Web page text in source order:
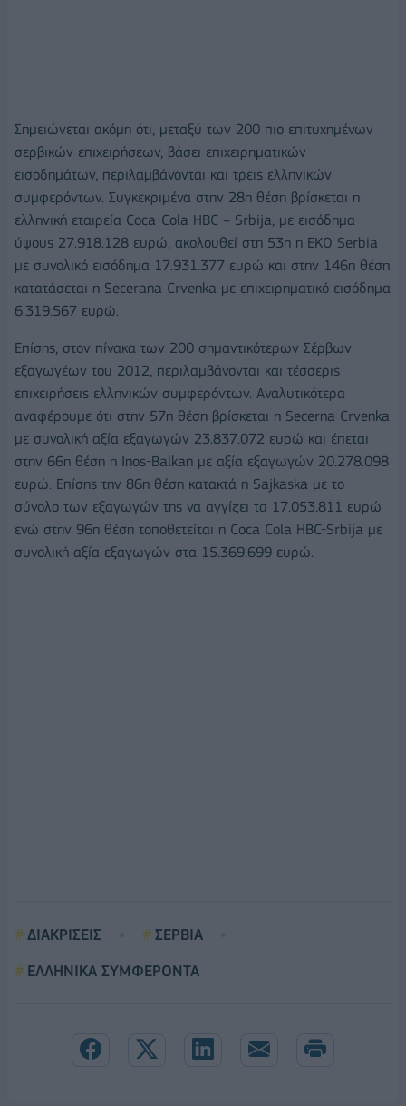
Σημειώνεται ακόμη ότι, μεταξύ των 200 πιο επιτυχημένων
σερβικών επιχειρήσεων, βάσει επιχειρηματικών
εισοδημάτων, περιλαμβάνονται και τρεις ελληνικών
συμφερόντων. Συγκεκριμένα στην 28η θέση βρίσκεται η
ελληνική εταιρεία Coca-Cola HBC – Srbija, με εισόδημα
ύψους 27.918.128 ευρώ, ακολουθεί στη 53η η EKO Serbia
με συνολικό εισόδημα 17.931.377 ευρώ και στην 146η θέση
κατατάσεται η Secerana Crvenka με επιχειρηματικό εισόδημα
6.319.567 ευρώ.
Eπίσης, στον πίνακα των 200 σημαντικότερων Σέρβων
εξαγωγέων του 2012, περιλαμβάνονται και τέσσερις
επιχειρήσεις ελληνικών συμφερόντων. Αναλυτικότερα
αναφέρουμε ότι στην 57η θέση βρίσκεται η Secerna Crvenka
με συνολική αξία εξαγωγών 23.837.072 ευρώ και έπεται
στην 66η θέση η Inos-Balkan με αξία εξαγωγών 20.278.098
ευρώ. Επίσης την 86η θέση κατακτά η Sajkaska με το
σύνολο των εξαγωγών της να αγγίζει τα 17.053.811 ευρώ
ενώ στην 96η θέση τοποθετείται η Coca Cola HBC-Srbija με
συνολική αξία εξαγωγών στα 15.369.699 ευρώ.
ΔΙΑΚΡΙΣΕΙΣ
ΣΕΡΒΙΑ
ΕΛΛΗΝΙΚΑ ΣΥΜΦΕΡΟΝΤΑ